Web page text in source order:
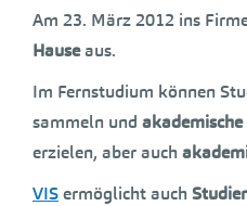
Am 23. März 2012 ins
Hauseaus.
Im Fernstudium können
sammeln und akademische
erzielen, aber auch
VISermöglicht auch